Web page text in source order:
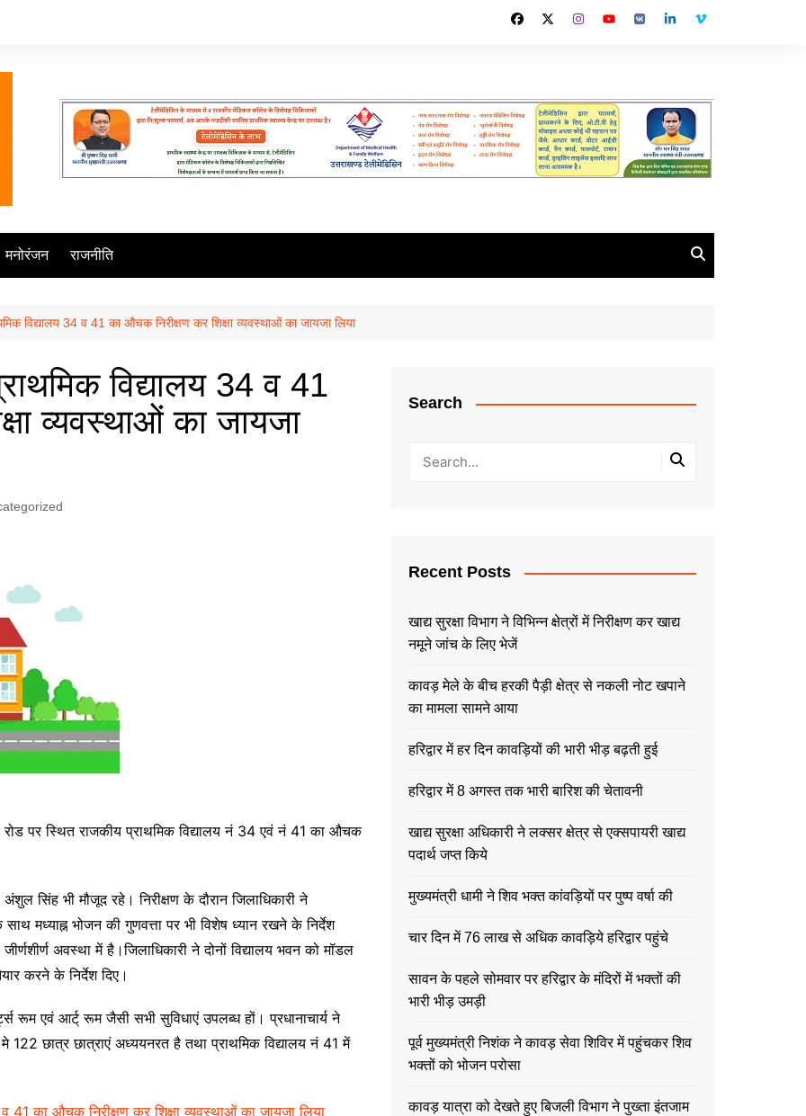
मनोरंजन राजनीति
विद्यालय 34 व 41 का औचक निरीक्षण कर शिक्षा व्यवस्थाओं का जायजा लिया
विद्यालय 34 व 41
व्यवस्थाओं का जायजा
रोड पर स्थित राजकीय प्राथमिक विद्यालय नं 34 एवं नं 41 का औचक
सिंह भी मौजूद रहे। निरीक्षण के दौरान जिलाधिकारी ने
साथ मध्याह्न भोजन की गुणवत्ता पर भी विशेष ध्यान रखने के निर्देश
अवस्था में है।जिलाधिकारी ने दोनों विद्यालय भवन को मॉडल
करने के निर्देश दिए।
रूम एवं आर्ट् रूम जैसी सभी सुविधाएं उपलब्ध हों। प्रधानाचार्य ने
122 छात्र छात्राएं अध्ययनरत है तथा प्राथमिक विद्यालय नं 41 में
41 का औचक निरीक्षण कर शिक्षा व्यवस्थाओं का जायजा लिया
Search
Recent Posts
खाद्य सुरक्षा विभाग ने विभिन्न क्षेत्रों में निरीक्षण कर खाद्य
नमूने जांच के लिए भेजें
कावड़ मेले के बीच हरकी पैड़ी क्षेत्र से नकली नोट खपाने
का मामला सामने आया
हरिद्वार में हर दिन कावड़ियों की भारी भीड़ बढ़ती हुई
हरिद्वार में 8 अगस्त तक भारी बारिश की चेतावनी
खाद्य सुरक्षा अधिकारी ने लक्सर क्षेत्र से एक्सपायरी खाद्य
पदार्थ जप्त किये
मुख्यमंत्री धामी ने शिव भक्त कांवड़ियों पर पुष्प वर्षा की
चार दिन में 76 लाख से अधिक कावड़िये हरिद्वार पहुंचे
सावन के पहले सोमवार पर हरिद्वार के मंदिरों में भक्तों की
भारी भीड़ उमड़ी
पूर्व मुख्यमंत्री निशंक ने कावड़ सेवा शिविर में पहुंचकर शिव
भक्तों को भोजन परोसा
कावड़ यात्रा को देखते हुए बिजली विभाग ने पुख्ता इंतजाम